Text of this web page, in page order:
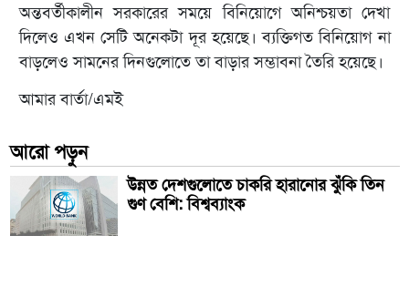
অন্তবর্তীকালীন সরকারের সময়ে বিনিয়োগে অনিশ্চয়তা দেখা
দিলেও এখন সেটি অনেকটা দূর হয়েছে। ব্যক্তিগত বিনিয়োগ না
বাড়লেও সামনের দিনগুলোতে তা বাড়ার সম্ভাবনা তৈরি হয়েছে।
আমার বার্তা/এমই
আরো পড়ুন
উন্নত দেশগুলোতে চাকরি হারানোর ঝুঁকি তিন
গুণ বেশি: বিশ্বব্যাংক